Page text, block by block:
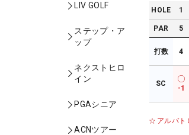
LIV GOLF
ステップ・ア
ップ
ネクストヒロ
イン
PGAシニア
ACNツアー
HOLE 1
PAR 5
打数 4
SC
-1
アルバト